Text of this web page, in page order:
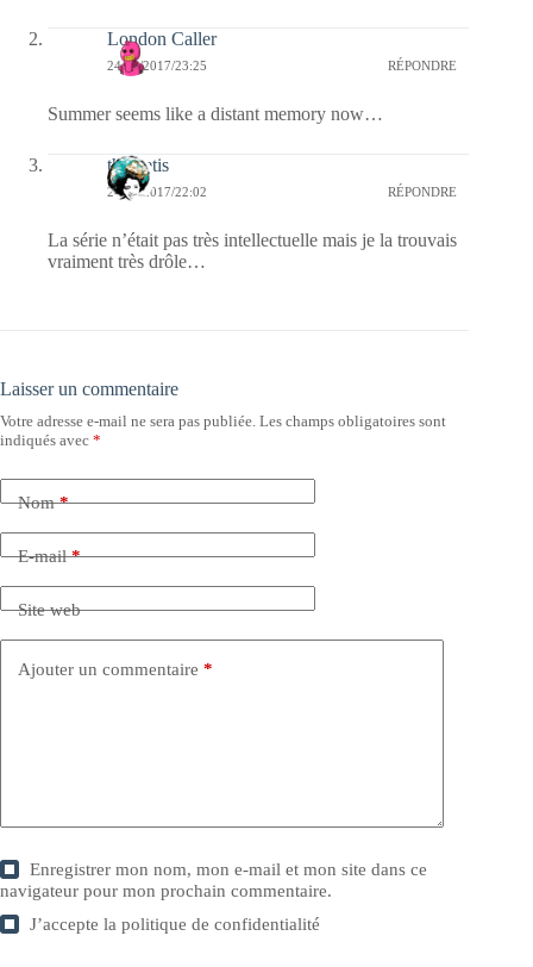
London Caller
24/01/2017/23:25 RÉPONDRE
Summer seems like a distant memory now…
themetis
24/01/2017/22:02 RÉPONDRE
La série n’était pas très intellectuelle mais je la trouvais
vraiment très drôle…
Laisser un commentaire
Votre adresse e-mail ne sera pas publiée. Les champs obligatoires sont
indiqués avec *
Nom*
E-mail*
Site web
Ajouter un commentaire *
Enregistrer mon nom, mon e-mail et mon site dans ce
navigateur pour mon prochain commentaire.
J’accepte lapolitique de confidentialité